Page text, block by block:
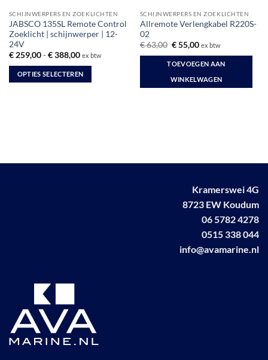
SCHIJNWERPERS EN ZOEKLICHTEN
JABSCO 135SL Remote Control
Zoeklicht | schijnwerper | 12-
24V
€259,00 - €388,00Prijsklasse:
tot
€ 388,00
ex btw
OPTIES SELECTEREN
optie
SCHIJNWERPERS EN ZOEKLICHTEN
Allremote Verlengkabel R220S-
02
€63,00 Oorspronkelijke
was:
€ 63,00.
€55,00Huidige
is:
€ 55,00.
ex btw
TOEVOEGEN AAN
WINKELWAGEN
Kramerswei 4G
8723 EW Koudum
06 5782 4278
0515 338 044
info@avamarine.nl